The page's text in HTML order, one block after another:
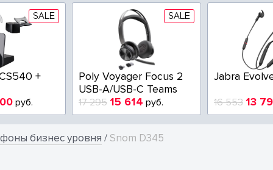
IMPACT SC 230
6 005
Poly EncorePro
HW510V QD
9 750 7 900 5
бизнес уровня / Snom D345